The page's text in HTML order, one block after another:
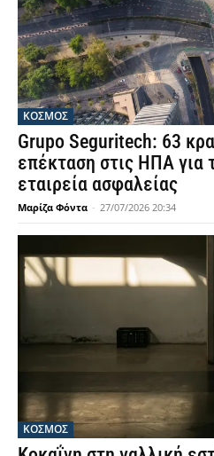
ΚΟΣΜΟΣ
Grupo Seguritech: 63
επέκταση στις ΗΠΑ για
εταιρεία ασφαλείας
Μαρίζα Φόντα - 27/07/2026 20:34
ΚΟΣΜΟΣ